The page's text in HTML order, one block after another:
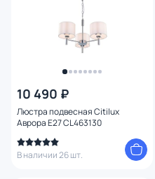
10 490 ₽
Люстра подвесная Citilux
Аврора E27 CL463130
В наличии 26 шт.
Конструкция
Мощность ламп
Умный дом